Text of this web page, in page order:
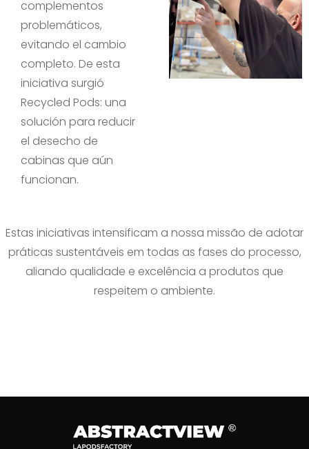
complementos
problemáticos,
evitando el cambio
completo. De esta
iniciativa surgió
Recycled Pods: una
solución para reducir
el desecho de
cabinas que aún
funcionan.
Estas iniciativas intensificam a nossa missão de adotar
práticas sustentáveis em todas as fases do processo,
aliando qualidade e excelência a produtos que
respeitem o ambiente.